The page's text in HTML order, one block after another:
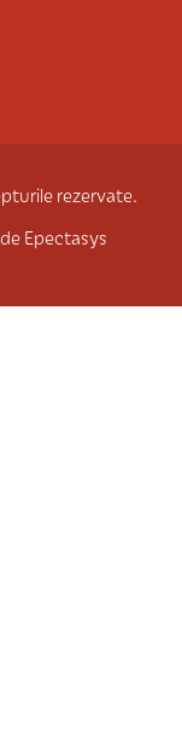
rezervate.
Epectasys